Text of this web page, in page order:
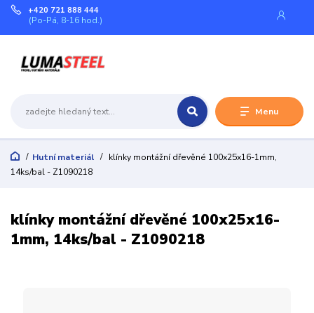
Menu
+420 721 888 444
(Po-Pá, 8-16 hod.)
Hutní materiál
klínky montážní dřevěné 100x25x16-1mm,
14ks/bal - Z1090218
klínky montážní dřevěné 100x25x16-
1mm, 14ks/bal - Z1090218